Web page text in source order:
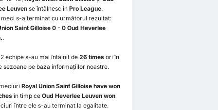
Leuvense întâlnesc în Pro League.
meci s-a terminat cu următorul rezultat:
Saint Gilloise 0 - 0 Oud Heverlee
.
echipe s-au mai întâlnit de26 timesori în
sezoane pe baza informațiilor noastre.
Royal Union Saint Gilloise have won
în timp ce Oud Heverlee Leuven won
între ele s-au terminat la egalitate.